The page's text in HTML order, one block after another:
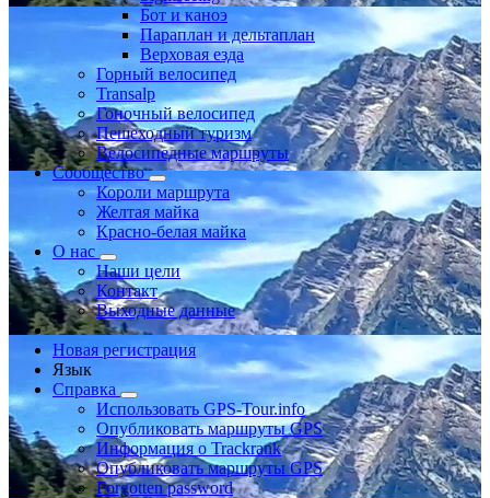
Бот и каноэ
Параплан и дельтаплан
Верховая езда
Горный велосипед
Transalp
Гоночный велосипед
Пешеходный туризм
Велосипедные маршруты
Сообщество
Короли маршрута
Желтая майка
Красно-белая майка
О нас
Наши цели
Контакт
Выходные данные
Новая регистрация
Язык
Справка
Использовать GPS-Tour.info
Опубликовать маршруты GPS
Информация о Trackrank
Опубликовать маршруты GPS
Forgotten password